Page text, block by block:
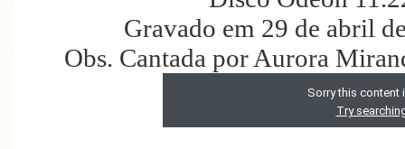
Gravado em 29 de abril
Obs. Cantada por Aurora